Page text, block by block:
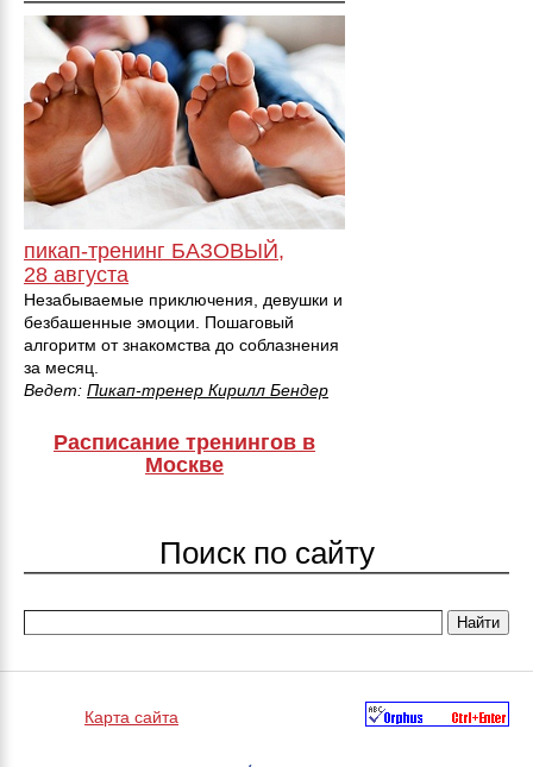
пикап-тренинг БАЗОВЫЙ,
28 августа
Незабываемые приключения, девушки и
безбашенные эмоции. Пошаговый
алгоритм от знакомства до соблазнения
за месяц.
Ведет: Пикап-тренер Кирилл Бендер
Расписание тренингов в
Москве
Поиск по сайту
Карта сайта